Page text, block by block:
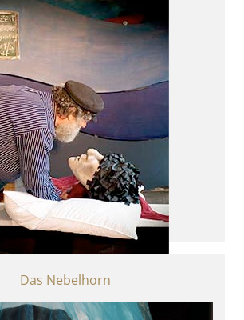
Mittelalteriches Kurzdrama
Das Nebelhorn